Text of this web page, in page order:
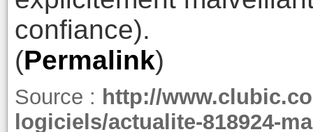
confiance).
(Permalink)
Source : http://
logiciels/actualite-818924-